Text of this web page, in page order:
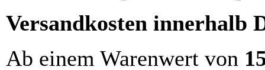
Versandkosten innerhalb
Ab einem Warenwert von